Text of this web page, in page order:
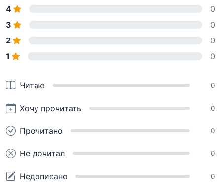
4
0
3
0
2
0
1
0
Читаю 0
Хочу прочитать 0
Прочитано 0
Не дочитал 0
Недописано 0